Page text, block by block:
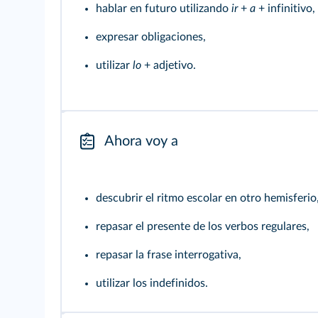
hablar en futuro utilizando ir+ a + infinitivo,
expresar obligaciones,
utilizar lo + adjetivo.
Ahora voy a
descubrir el ritmo escolar en otro
repasar el presente de los verbos regulares,
repasar la frase interrogativa,
utilizar los indefinidos.